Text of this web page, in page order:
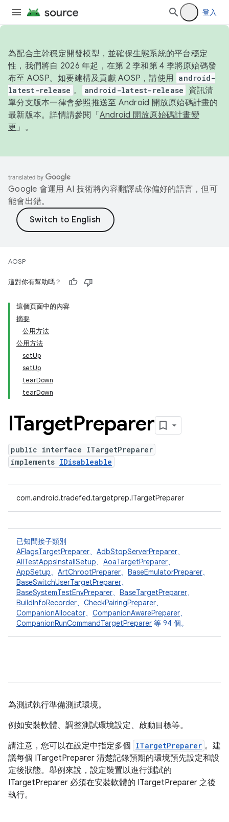
登入
為配合主幹穩定開發模型，並確保生態系統的平台穩定
性，我們將自 2026 年起，在第 2 季和第 4 季將原始碼發
布至 AOSP。如要建構及貢獻 AOSP，請使用 android-
latest-release 。 android-latest-release
資訊清
單分支版本一律會參照推送至 Android 開放原始碼計畫的
最新版本。詳情請參閱「 Android 開放原始碼計畫變
更 」。
Google 會運用 AI 技術將內容翻譯成你偏好的語言，但可
能會出錯。
AOSP
這對你有幫助嗎？
這個頁面中的內容
摘要
公用方法
公用方法
setUp
setUp
tearDown
tearDown
ITargetPreparer
public interface ITargetPreparer
implements IDisableable
com.android.tradefed.targetprep.ITargetPreparer
已知間接子類別
AFlagsTargetPreparer、 AdbStopServerPreparer、
AllTestAppsInstallSetup、 AoaTargetPreparer、
AppSetup、 ArtChrootPreparer、 BaseEmulatorPreparer、
BaseSwitchUserTargetPreparer、
BaseSystemTestEnvPreparer、 BaseTargetPreparer、
BuildInfoRecorder、 CheckPairingPreparer、
CompanionAllocator、 CompanionAwarePreparer、
CompanionRunCommandTargetPreparer 等 94 個。
為測試執行準備測試環境。
例如安裝軟體、調整測試環境設定、啟動目標等。
請注意，您可以在設定中指定多個 ITargetPreparer 。建
議每個 ITargetPreparer 清楚記錄預期的環境預先設定和設
定後狀態。舉例來說，設定裝置以進行測試的
ITargetPreparer 必須在安裝軟體的 ITargetPreparer 之後
執行。